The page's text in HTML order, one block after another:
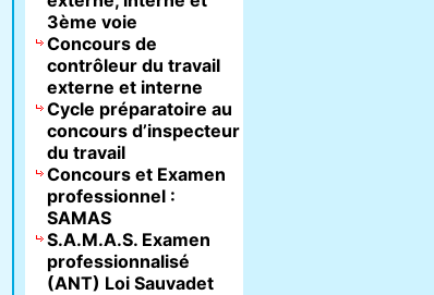
3ème voie
Concours de
contrôleur du travail
externe et interne
Cycle préparatoire au
concours d’inspecteur
du travail
Concours et Examen
professionnel :
SAMAS
S.A.M.A.S. Examen
professionnalisé
(ANT) Loi Sauvadet